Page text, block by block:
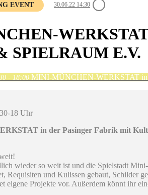
EVENT 30.06.22 14:30
SPIELRAUM E.V.
- 18:00 MINI-MÜNCHEN-WERKSTAT in
18 Uhr
in der Pasinger Fabrik mit
wieder so weit ist und die Spielstadt
Requisiten und Kulissen gebaut, Schilder
eigene Projekte vor. Außerdem könnt ihr